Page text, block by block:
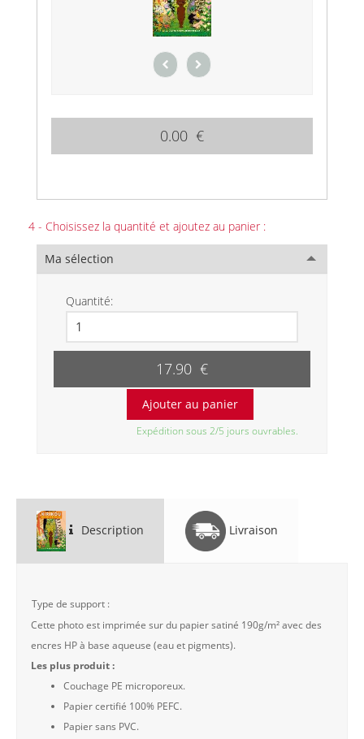
0.00 €
4 - Choisissez la quantité et ajoutez au panier :
Ma sélection
Quantité:
17.90 €
Expédition sous 2/5 jours ouvrables.
Description Livraison
Type de support :
Cette photo est imprimée sur du papier satiné 190g/m² avec des
encres HP à base aqueuse (eau et pigments).
Les plus produit :
Couchage PE microporeux.
Papier certifié 100% PEFC.
Papier sans PVC.